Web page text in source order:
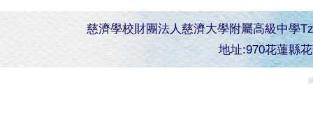
慈濟學校財團法人慈濟大學附屬高級中學
地址:970花蓮縣